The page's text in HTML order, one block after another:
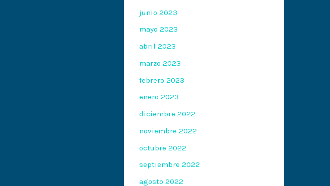
junio 2023
mayo 2023
abril 2023
marzo 2023
febrero 2023
enero 2023
diciembre 2022
noviembre 2022
octubre 2022
septiembre 2022
agosto 2022